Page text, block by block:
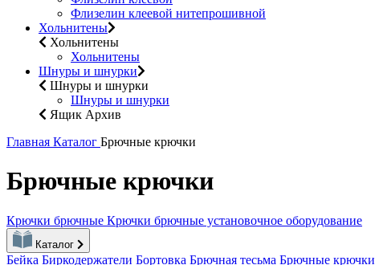
Флизелин клеевой нитепрошивной
Хольнитены
Хольнитены
Хольнитены
Шнуры и шнурки
Шнуры и шнурки
Шнуры и шнурки
Ящик Архив
Главная Каталог Брючные крючки
Брючные крючки
Крючки брючные Крючки брючные установочное оборудование
Каталог
Бейка Биркодержатели Бортовка Брючная тесьма Брючные крючки